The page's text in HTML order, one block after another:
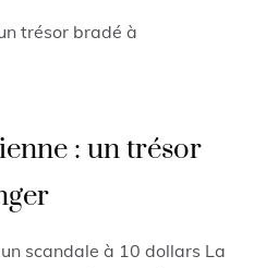
: un trésor
scandale à 10 dollars La